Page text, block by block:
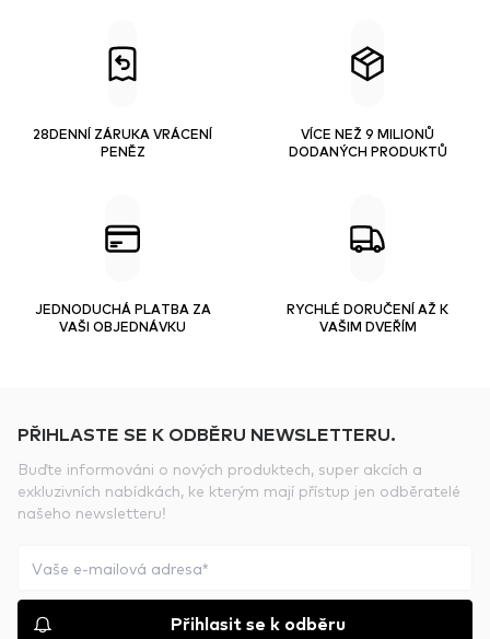
28DENNÍ ZÁRUKA VRÁCENÍ
PENĚZ
VÍCE NEŽ 9 MILIONŮ
DODANÝCH PRODUKTŮ
JEDNODUCHÁ PLATBA ZA
VAŠI OBJEDNÁVKU
RYCHLÉ DORUČENÍ AŽ K
VAŠIM DVEŘÍM
PŘIHLASTE SE K ODBĚRU NEWSLETTERU.
Buďte informováni o nových produktech, super akcích a
exkluzivních nabídkách, ke kterým mají přístup jen odběratelé
našeho newsletteru!
Přihlasit se k odběru